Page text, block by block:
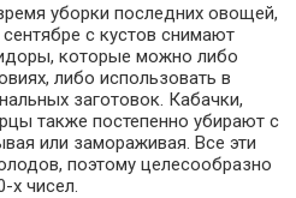
уборки последних овощей,
с кустов снимают
которые можно либо
либо использовать в
заготовок. Кабачки,
также постепенно убирают с
или замораживая. Все эти
поэтому целесообразно
х чисел.